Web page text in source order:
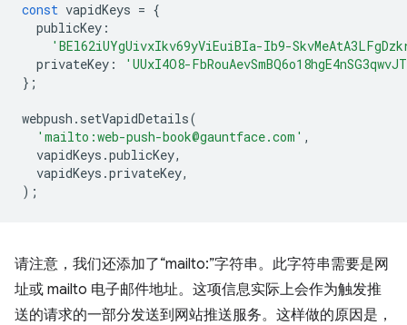
const vapidKeys = {
publicKey :
'BEl62iUYgUivxIkv69yViEuiBIa-Ib9-
privateKey :
'UUxI4O8-
};
webpush . setVapidDetails(
'mailto:web-push-book@gauntface.com' ,
vapidKeys .publicKey,
vapidKeys .privateKey,
);
请注意，我们还添加了“mailto:”字符串。此字符串需要是网
址或 mailto 电子邮件地址。这项信息实际上会作为触发推
送的请求的一部分发送到网站推送服务。这样做的原因是，